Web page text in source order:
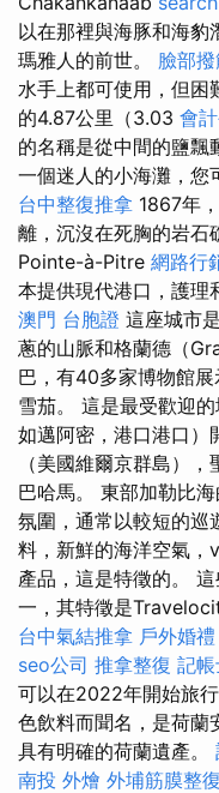
以在那裡與海豚和海豹
瑪雅人的前世。 臉部
水手上都可使用，但困
的4.87公里（3.03 會
的名稱是從中間的鹽飄
一個迷人的小海灘，您
台中整復推拿 1867年
離，沉沒在死胸的岩石
Pointe-à-Pitre 網路行
本提供現代港口，護理
澳門 台胞證 這座城市
蔥的山脈和格蘭德（
巴，有40多家博物館
雪茄。 這是最受歡迎
如邁阿密，港口港口）
（美國維爾京群島）
巴哈馬。 東部加勒比
氛圍，通常以較短的巡
料，新鮮的海洋空氣
產品，這是特徵的。
一，其特徵是
台中氣結推拿 戶外婚禮
seo公司 推拿整復 記
可以在2022年開始旅
色飲料而聞名，是荷蘭
具有明確的荷蘭遺產。
南投 外燴 外埔筋膜整復